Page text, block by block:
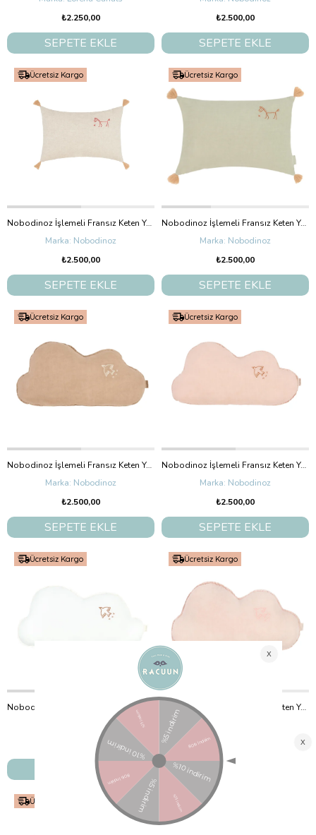
₺2.250,00
SEPETE EKLE
₺2.500,00
SEPETE EKLE
Nobodinoz İşlemeli Fransız Keten Yastık, Greige
Nobodinoz
₺2.500,00
SEPETE EKLE
Ücretsiz Kargo
Nobodinoz İşlemeli Fransız Keten Yastık, Green Matcha
Nobodinoz
₺2.500,00
SEPETE EKLE
Ücretsiz Kargo
Nobodinoz İşlemeli Fransız Keten Yastık, Cloud Sesame
Nobodinoz
₺2.500,00
SEPETE EKLE
Ücretsiz Kargo
Nobodinoz İşlemeli Fransız Keten Yastık, Cloud Powder Pink
Nobodinoz
₺2.500,00
SEPETE EKLE
Ücretsiz Kargo
Nobodinoz
₺2.500,00
SEPETE EKLE
Ücretsiz Kargo
Nobodinoz İşlemeli Fransız Keten Yastık, Cloud Mauve Pink
₺2.500,00
SEPETE EKLE
Ücretsiz Kargo
Ücretsiz Kargo Ücretsiz Kargo